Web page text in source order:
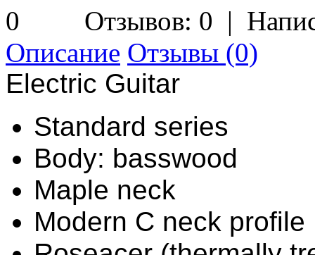
Отзывов: 0 |
Описание Отзывы (0)
Electric Guitar
Standard series
Body: basswood
Maple neck
Modern C neck profile